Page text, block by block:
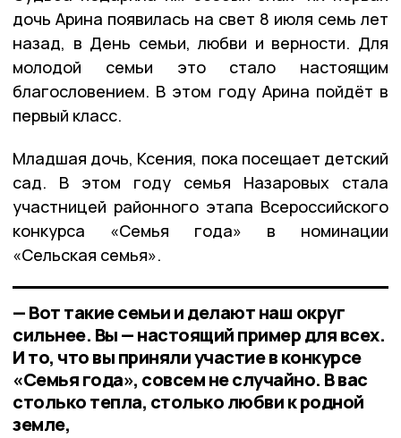
дочь Арина появилась на свет 8 июля семь лет
назад, в День семьи, любви и верности. Для
молодой семьи это стало настоящим
благословением. В этом году Арина пойдёт в
первый класс.
Младшая дочь, Ксения, пока посещает детский
сад. В этом году семья Назаровых стала
участницей районного этапа Всероссийского
конкурса «Семья года» в номинации
«Сельская семья».
— Вот такие семьи и делают наш округ
сильнее. Вы — настоящий пример для всех.
И то, что вы приняли участие в конкурсе
«Семья года», совсем не случайно. В вас
столько тепла, столько любви к родной
земле,